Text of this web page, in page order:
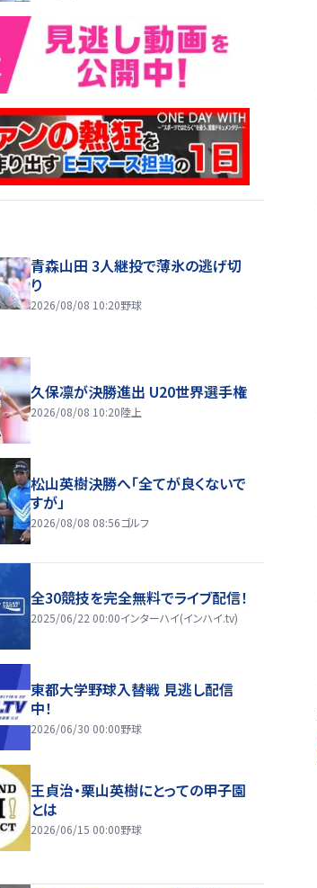
青森山田 3人継投で薄氷の逃げ切
り
2026/08/08 10:20野球
久保凛が決勝進出 U20世界選手権
2026/08/08 10:20陸上
松山英樹決勝へ「全てが良くないで
すが」
2026/08/08 08:56ゴルフ
全30競技を完全無料でライブ配信！
2025/06/22 00:00インターハイ(インハイ.tv)
東都大学野球入替戦 見逃し配信
中！
2026/06/30 00:00野球
王貞治・栗山英樹にとっての甲子園
とは
2026/06/15 00:00野球